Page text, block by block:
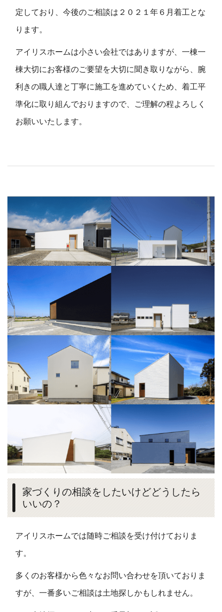
定しており、今後のご相談は２０２１年６月着工とな
ります。
アイリスホームは小さい会社ではありますが、一棟一
棟大切にお客様のご要望を大切に聞き取りながら、腕
利きの職人達と丁寧に施工を進めていくため、着工平
準化に取り組んでおりますので、ご理解の程よろしく
お願いいたします。
家づくりの相談をしたいけどどうしたら
いいの？
アイリスホームでは随時ご相談を受け付けておりま
す。
多くのお客様から色々なお問い合わせを頂いておりま
すが、一番多いご相談は土地探しかもしれません。